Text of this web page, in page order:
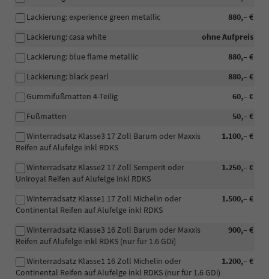
880,– €
Lackierung: experience green metallic
ohne Aufpreis
Lackierung: casa white
880,– €
Lackierung: blue flame metallic
880,– €
Lackierung: black pearl
60,– €
Gummifußmatten 4-Teilig
50,– €
Fußmatten
1.100,– €
Winterradsatz Klasse3 17 Zoll Barum oder Maxxis
Reifen auf Alufelge inkl RDKS
1.250,– €
Winterradsatz Klasse2 17 Zoll Semperit oder
Uniroyal Reifen auf Alufelge inkl RDKS
1.500,– €
Winterradsatz Klasse1 17 Zoll Michelin oder
Continental Reifen auf Alufelge inkl RDKS
900,– €
Winterradsatz Klasse3 16 Zoll Barum oder Maxxis
Reifen auf Alufelge inkl RDKS (nur für 1.6 GDi)
1.200,– €
Winterradsatz Klasse1 16 Zoll Michelin oder
Continental Reifen auf Alufelge inkl RDKS (nur für 1.6 GDi)